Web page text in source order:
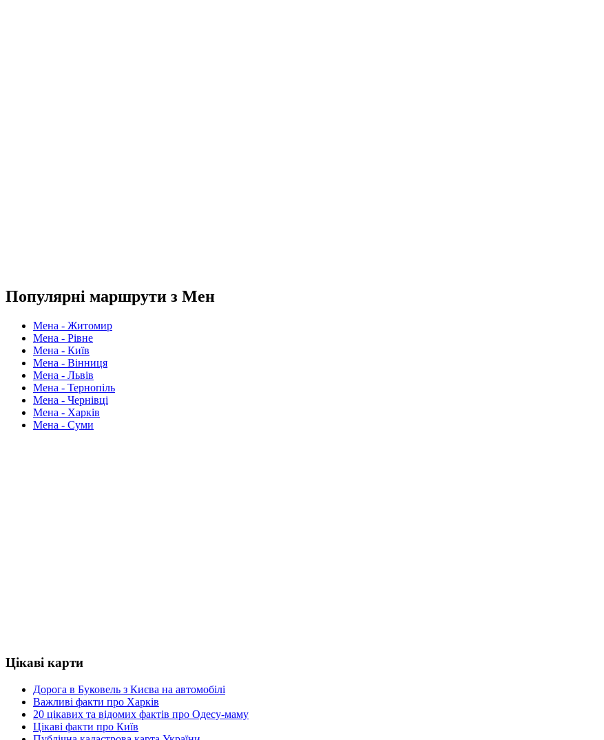
Популярні маршрути з Мен
Мена - Житомир
Мена - Рівне
Мена - Київ
Мена - Вінниця
Мена - Львів
Мена - Тернопіль
Мена - Чернівці
Мена - Харків
Мена - Суми
Цікаві карти
Дорога в Буковель з Києва на автомобілі
Важливі факти про Харків
20 цікавих та відомих фактів про Одесу-маму
Цікаві факти про Київ